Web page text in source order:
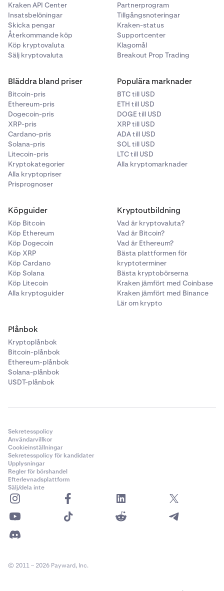
Kraken API Center
Insatsbelöningar
Skicka pengar
Återkommande köp
Köp kryptovaluta
Sälj kryptovaluta
Partnerprogram
Tillgångsnoteringar
Kraken-status
Supportcenter
Klagomål
Breakout Prop Trading
Bläddra bland priser
Bitcoin-pris
Ethereum-pris
Dogecoin-pris
XRP-pris
Cardano-pris
Solana-pris
Litecoin-pris
Kryptokategorier
Alla kryptopriser
Prisprognoser
Populära marknader
BTC till USD
ETH till USD
DOGE till USD
XRP till USD
ADA till USD
SOL till USD
LTC till USD
Alla kryptomarknader
Köpguider
Köp Bitcoin
Köp Ethereum
Köp Dogecoin
Köp XRP
Köp Cardano
Köp Solana
Köp Litecoin
Alla kryptoguider
Kryptoutbildning
Vad är kryptovaluta?
Vad är Bitcoin?
Vad är Ethereum?
Bästa plattformen för
kryptoterminer
Bästa kryptobörserna
Kraken jämfört med Coinbase
Kraken jämfört med Binance
Lär om krypto
Plånbok
Kryptoplånbok
Bitcoin-plånbok
Ethereum-plånbok
Solana-plånbok
USDT-plånbok
Sekretesspolicy
Användarvillkor
Cookieinställningar
Sekretesspolicy för kandidater
Upplysningar
Regler för börshandel
Efterlevnadsplattform
Sälj/dela inte
© 2011 – 2026 Payward, Inc.